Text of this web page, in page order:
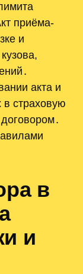
приёма-
и
акта и
страховую
в
и